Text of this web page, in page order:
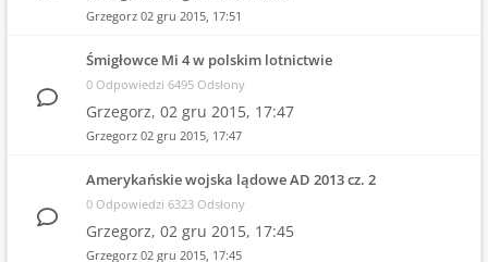
Grzegorz 02 gru 2015, 17:51
Śmigłowce Mi 4 w polskim lotnictwie
0 Odpowiedzi 6495 Odsłony
Grzegorz, 02 gru 2015, 17:47
Grzegorz 02 gru 2015, 17:47
Amerykańskie wojska lądowe AD 2013 cz. 2
0 Odpowiedzi 6323 Odsłony
Grzegorz, 02 gru 2015, 17:45
Grzegorz 02 gru 2015, 17:45